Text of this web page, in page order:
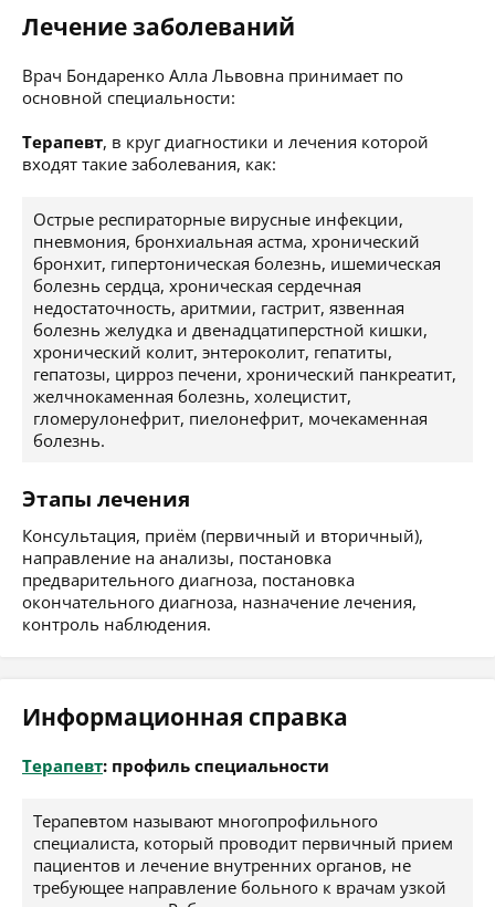
Лечение заболеваний
Врач Бондаренко Алла Львовна принимает по
основной специальности:
Терапевт, в круг диагностики и лечения которой
входят такие заболевания, как:
Острые респираторные вирусные инфекции,
пневмония, бронхиальная астма, хронический
бронхит, гипертоническая болезнь, ишемическая
болезнь сердца, хроническая сердечная
недостаточность, аритмии, гастрит, язвенная
болезнь желудка и двенадцатиперстной кишки,
хронический колит, энтероколит, гепатиты,
гепатозы, цирроз печени, хронический панкреатит,
желчнокаменная болезнь, холецистит,
гломерулонефрит, пиелонефрит, мочекаменная
болезнь.
Этапы лечения
Консультация, приём (первичный и вторичный),
направление на анализы, постановка
предварительного диагноза, постановка
окончательного диагноза, назначение лечения,
контроль наблюдения.
Информационная справка
Терапевт: профиль специальности
Терапевтом называют многопрофильного
специалиста, который проводит первичный прием
пациентов и лечение внутренних органов, не
требующее направление больного к врачам узкой